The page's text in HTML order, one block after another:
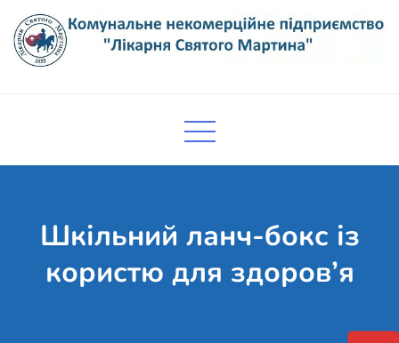
content
підприємство "Лікарня Святого
Шкільний ланч-бокс із
користю для здоров’я